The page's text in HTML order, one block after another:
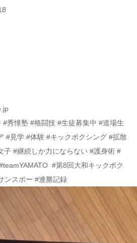
秀憧塾 #格闘技 #生徒募集中 #道場生
#見学 #体験 #キックボクシング #拡散
子 #継続しか力にならない #護身術 #
#第8回大和キックボク
ンスポー #連勝記録